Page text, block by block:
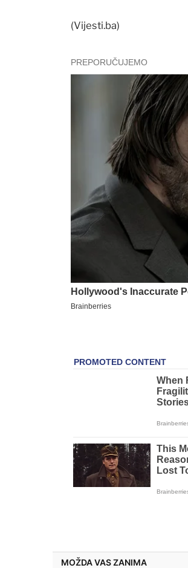
(Vijesti.ba)
MOŽDA VAS ZANIMA